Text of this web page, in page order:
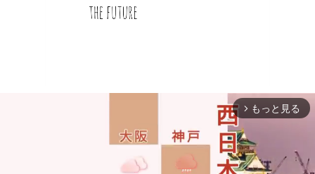
arrow_forward_ios もっと見る